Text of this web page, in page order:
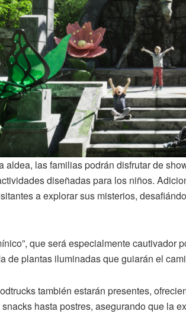
aldea, las familias podrán disfrutar de
diseñadas para los niños.
a explorar sus misterios,
que será especialmente cautivador
de plantas iluminadas que guiarán el
también estarán presentes,
hasta postres, asegurando que la